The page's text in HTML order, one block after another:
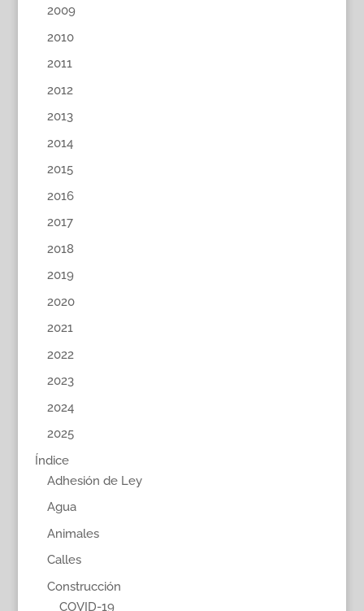
2009
2010
2011
2012
2013
2014
2015
2016
2017
2018
2019
2020
2021
2022
2023
2024
2025
Índice
Adhesión de Ley
Agua
Animales
Calles
Construcción
COVID-19